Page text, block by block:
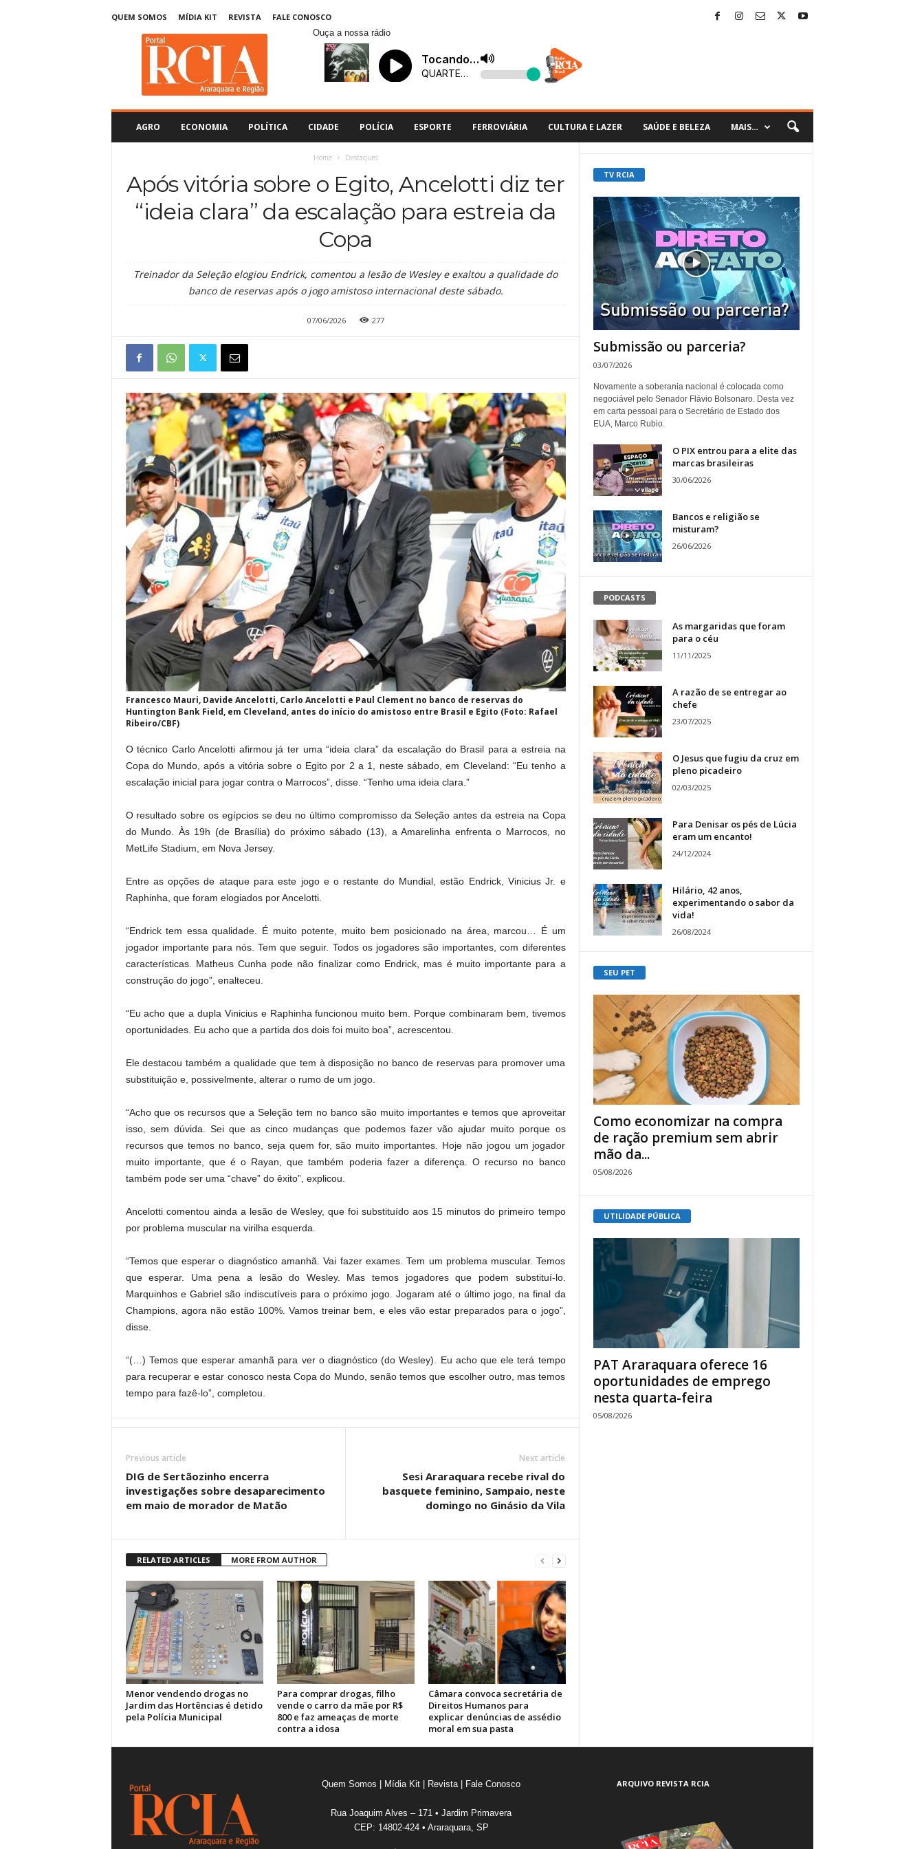
QUEM SOMOS MÍDIA KIT REVISTA
FALE CONOSCO
Ouça a nossa rádio
AGRO ECONOMIA POLÍTICA CIDADE POLÍCIA ESPORTE FERROVIÁRIA CULTURA E LAZER SAÚDE E BELEZA MAIS…
Home Destaques
Após vitória sobre o Egito, Ancelotti diz ter
“ideia clara” da escalação para estreia da
Copa
Treinador da Seleção elogiou Endrick, comentou a lesão de Wesley e exaltou a qualidade do
banco de reservas após o jogo amistoso internacional deste sábado.
07/06/2026 277
Francesco Mauri, Davide Ancelotti, Carlo Ancelotti e Paul Clement no banco de reservas do
Huntington Bank Field, em Cleveland, antes do início do amistoso entre Brasil e Egito (Foto: Rafael
Ribeiro/CBF)
O técnico Carlo Ancelotti afirmou já ter uma “ideia clara” da escalação do Brasil para a estreia na
Copa do Mundo, após a vitória sobre o Egito por 2 a 1, neste sábado, em Cleveland: “Eu tenho a
escalação inicial para jogar contra o Marrocos”, disse. “Tenho uma ideia clara.”
O resultado sobre os egípcios se deu no último compromisso da Seleção antes da estreia na Copa
do Mundo. Às 19h (de Brasília) do próximo sábado (13), a Amarelinha enfrenta o Marrocos, no
MetLife Stadium, em Nova Jersey.
Entre as opções de ataque para este jogo e o restante do Mundial, estão Endrick, Vinicius Jr. e
Raphinha, que foram elogiados por Ancelotti.
“Endrick tem essa qualidade. É muito potente, muito bem posicionado na área, marcou… É um
jogador importante para nós. Tem que seguir. Todos os jogadores são importantes, com diferentes
características. Matheus Cunha pode não finalizar como Endrick, mas é muito importante para a
construção do jogo”, enalteceu.
“Eu acho que a dupla Vinicius e Raphinha funcionou muito bem. Porque combinaram bem, tivemos
oportunidades. Eu acho que a partida dos dois foi muito boa”, acrescentou.
Ele destacou também a qualidade que tem à disposição no banco de reservas para promover uma
substituição e, possivelmente, alterar o rumo de um jogo.
“Acho que os recursos que a Seleção tem no banco são muito importantes e temos que aproveitar
isso, sem dúvida. Sei que as cinco mudanças que podemos fazer vão ajudar muito porque os
recursos que temos no banco, seja quem for, são muito importantes. Hoje não jogou um jogador
muito importante, que é o Rayan, que também poderia fazer a diferença. O recurso no banco
também pode ser uma “chave” do êxito”, explicou.
Ancelotti comentou ainda a lesão de Wesley, que foi substituído aos 15 minutos do primeiro tempo
por problema muscular na virilha esquerda.
“Temos que esperar o diagnóstico amanhã. Vai fazer exames. Tem um problema muscular. Temos
que esperar. Uma pena a lesão do Wesley. Mas temos jogadores que podem substituí-lo.
Marquinhos e Gabriel são indiscutíveis para o próximo jogo. Jogaram até o último jogo, na final da
Champions, agora não estão 100%. Vamos treinar bem, e eles vão estar preparados para o jogo”,
disse.
“(…) Temos que esperar amanhã para ver o diagnóstico (do Wesley). Eu acho que ele terá tempo
para recuperar e estar conosco nesta Copa do Mundo, senão temos que escolher outro, mas temos
tempo para fazê-lo”, completou.
Previous article
DIG de Sertãozinho encerra
investigações sobre desaparecimento
em maio de morador de Matão
Next article
Sesi Araraquara recebe rival do
basquete feminino, Sampaio, neste
domingo no Ginásio da Vila
RELATED ARTICLES MORE FROM AUTHOR
Menor vendendo drogas no
Jardim das Hortências é detido
pela Polícia Municipal
Para comprar drogas, filho
vende o carro da mãe por R$
800 e faz ameaças de morte
contra a idosa
Câmara convoca secretária de
Direitos Humanos para
explicar denúncias de assédio
moral em sua pasta
TV RCIA
Submissão ou parceria?
03/07/2026
Novamente a soberania nacional é colocada como
negociável pelo Senador Flávio Bolsonaro. Desta vez
em carta pessoal para o Secretário de Estado dos
EUA, Marco Rubio.
O PIX entrou para a elite das
marcas brasileiras
30/06/2026
Bancos e religião se
misturam?
26/06/2026
PODCASTS
As margaridas que foram
para o céu
11/11/2025
A razão de se entregar ao
chefe
23/07/2025
O Jesus que fugiu da cruz em
pleno picadeiro
02/03/2025
Para Denisar os pés de Lúcia
eram um encanto!
24/12/2024
Hilário, 42 anos,
experimentando o sabor da
vida!
26/08/2024
SEU PET
Como economizar na compra
de ração premium sem abrir
mão da...
05/08/2026
UTILIDADE PÚBLICA
PAT Araraquara oferece 16
oportunidades de emprego
nesta quarta-feira
05/08/2026
Quem Somos Mídia Kit Revista| Fale Conosco
Rua Joaquim Alves – 171 • Jardim Primavera
CEP: 14802-424 • Araraquara, SP
ARQUIVO REVISTA RCIA